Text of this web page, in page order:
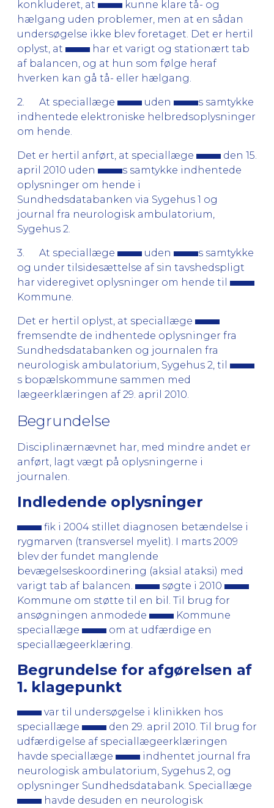
konkluderet, at
kunne klare tå- og
hælgang uden problemer, men at en sådan
undersøgelse ikke blev foretaget. Det er hertil
oplyst, at
har et varigt og stationært tab
af balancen, og at hun som følge heraf
hverken kan gå tå- eller hælgang.
2. At speciallæge uden
s samtykke
indhentede elektroniske helbredsoplysninger
om hende.
Det er hertil anført, at speciallæge
den 15.
april 2010 uden
s samtykke indhentede
oplysninger om hende i
Sundhedsdatabanken via Sygehus 1 og
journal fra neurologisk ambulatorium,
Sygehus 2.
3. At speciallæge uden
s samtykke
og under tilsidesættelse af sin tavshedspligt
har videregivet oplysninger om hende til
Kommune.
Det er hertil oplyst, at speciallæge
fremsendte de indhentede oplysninger fra
Sundhedsdatabanken og journalen fra
neurologisk ambulatorium, Sygehus 2, til
s bopælskommune sammen med
lægeerklæringen af 29. april 2010.
Begrundelse
Disciplinærnævnet har, med mindre andet er
anført, lagt vægt på oplysningerne i
journalen.
Indledende oplysninger
fik i 2004 stillet diagnosen betændelse i
rygmarven (transversel myelit). I marts 2009
blev der fundet manglende
bevægelseskoordinering (aksial ataksi) med
varigt tab af balancen.
søgte i 2010
Kommune om støtte til en bil. Til brug for
ansøgningen anmodede
Kommune
speciallæge
om at udfærdige en
speciallægeerklæring.
Begrundelse for afgørelsen af
1. klagepunkt
var til undersøgelse i klinikken hos
speciallæge
den 29. april 2010. Til brug for
udfærdigelse af speciallægeerklæringen
havde speciallæge
indhentet journal fra
neurologisk ambulatorium, Sygehus 2, og
oplysninger Sundhedsdatabank. Speciallæge
havde desuden en neurologisk